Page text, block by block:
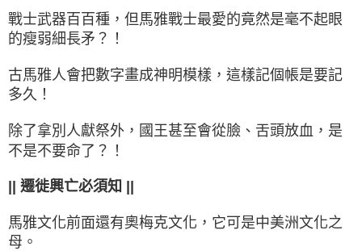
戰士武器百百種，但馬雅戰士最愛的竟然是毫不起眼
的瘦弱細長矛？！
古馬雅人會把數字畫成神明模樣，這樣記個帳是要記
多久！
除了拿別人獻祭外，國王甚至會從臉、舌頭放血，是
不是不要命了？！
|| 遷徙興亡必須知 ||
馬雅文化前面還有奧梅克文化，它可是中美洲文化之
母。